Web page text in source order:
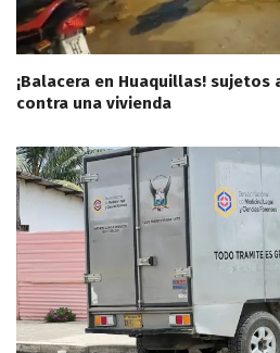
¡Balacera en Huaquillas! sujetos
contra una vivienda